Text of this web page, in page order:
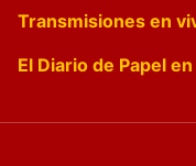
Transmisiones en
El Diario de Papel en